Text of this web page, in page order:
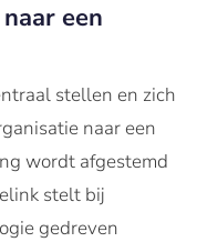
een
stellen en zich
naar een
wordt afgestemd
stelt bij
gedreven